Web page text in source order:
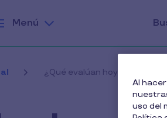
Menú
¿Qué evalúan hoy los
Al
uso del